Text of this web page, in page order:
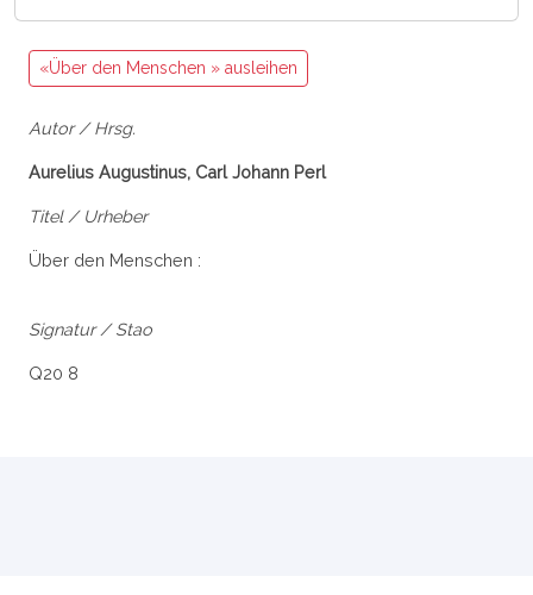
«Über den Menschen » ausleihen
Autor / Hrsg.
Aurelius Augustinus, Carl Johann Perl
Titel / Urheber
Über den Menschen :
Signatur / Stao
Q20 8